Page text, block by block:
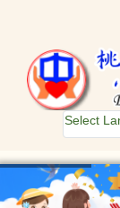
Select